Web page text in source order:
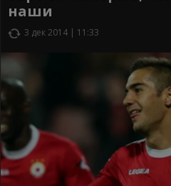
наши
3 дек 2014 | 11:33